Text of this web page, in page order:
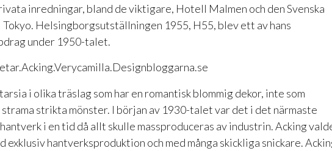
inredningar, bland de viktigare, Hotell Malmen och den Svenska
Tokyo. Helsingborgsutställningen 1955, H55, blev ett av hans
under 1950-talet.
i olika träslag som har en romantisk blommig dekor, inte som
strikta mönster. I början av 1930-talet var det i det närmaste
i en tid då allt skulle massproduceras av industrin. Acking
exklusiv hantverksproduktion och med många skickliga snickare.